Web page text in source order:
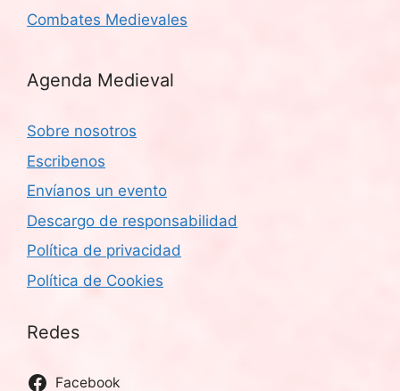
Combates Medievales
Agenda Medieval
Sobre nosotros
Escribenos
Envíanos un evento
Descargo de responsabilidad
Política de privacidad
Política de Cookies
Redes
Facebook